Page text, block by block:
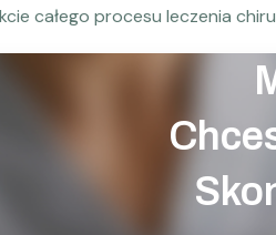
całego procesu leczenia